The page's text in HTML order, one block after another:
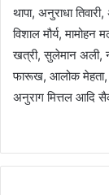
थापा, अनुराधा
विशाल मौर्य, मामोहन
खत्री, सुलेमान अली,
फारूख, आलोक मेहता,
अनुराग मित्तल आदि